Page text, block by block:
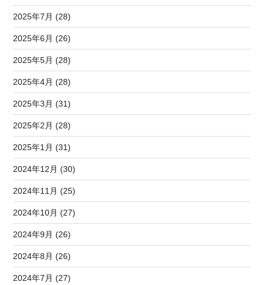
2025年7月 (28)
2025年6月 (26)
2025年5月 (28)
2025年4月 (28)
2025年3月 (31)
2025年2月 (28)
2025年1月 (31)
2024年12月 (30)
2024年11月 (25)
2024年10月 (27)
2024年9月 (26)
2024年8月 (26)
2024年7月 (27)